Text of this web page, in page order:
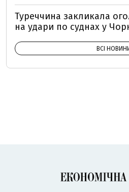
Туреччина закликала
на удари по суднах у
ВСІ